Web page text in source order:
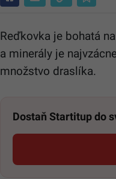
Reďkovka je bohatá na
a minerály je
množstvo draslíka.
Dostaň Startitup do